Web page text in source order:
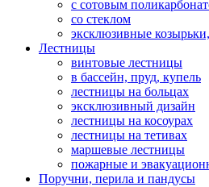
с сотовым
со стеклом
эксклюзивные
Лестницы
винтовые лестницы
в бассейн, пруд, купель
лестницы на больцах
эксклюзивный дизайн
лестницы на косоурах
лестницы на тетивах
маршевые лестницы
пожарные и
Поручни, перила и пандусы